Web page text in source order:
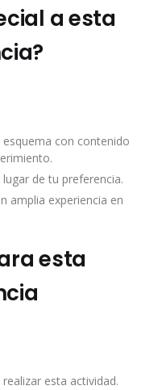
a esta
con contenido
de tu preferencia.
amplia experiencia en
esta
esta actividad.